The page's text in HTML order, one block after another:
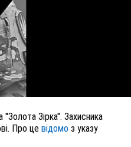
Зірка". Захисника
Про це відомо з указу
ОТРИМАНИХ НА ВІЙНІ,